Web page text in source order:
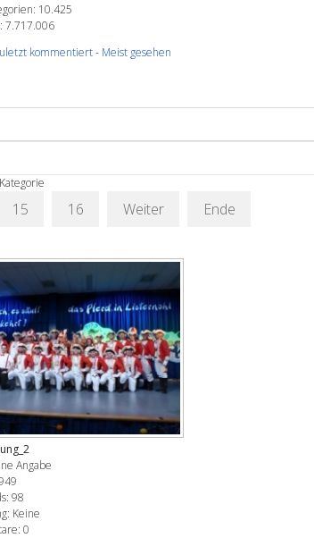
10.425
7.717.006
kommentiert- Meist gesehen
15 16 Weiter Ende
Angabe
98
Keine
0